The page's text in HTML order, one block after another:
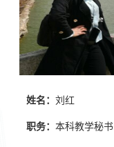
姓名： 刘红
职务： 本科教学秘书